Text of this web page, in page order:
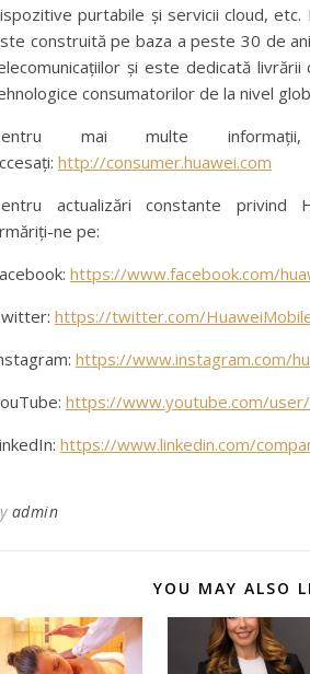
purtabile și servicii cloud, etc.
construită pe baza a peste 30 de
și este dedicată livrării
consumatorilor de la nivel
mai multe
http://consumer.huawei.com
actualizări constante privind
ne pe:
https://www.facebook.com/
https://twitter.com/
https://www.instagram.com/
https://www.youtube.com/
https://www.linkedin.com/
admin
YOU MAY ALSO